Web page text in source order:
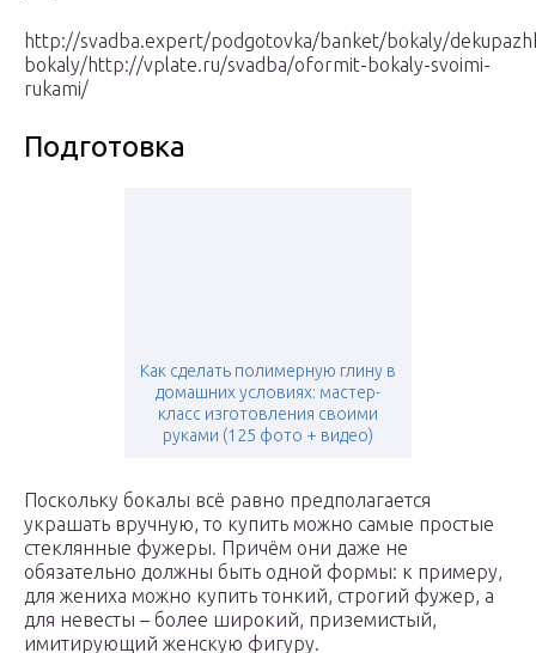
http://svadba.expert/podgotovka/banket/bokaly/
bokaly/http://vplate.ru/svadba/oformit-bokaly-svoimi-
rukami/
Подготовка
Как сделать полимерную глину в
домашних условиях: мастер-
класс изготовления своими
руками (125 фото + видео)
Поскольку бокалы всё равно предполагается
украшать вручную, то купить можно самые простые
стеклянные фужеры. Причём они даже не
обязательно должны быть одной формы: к примеру,
для жениха можно купить тонкий, строгий фужер, а
для невесты – более широкий, приземистый,
имитирующий женскую фигуру.